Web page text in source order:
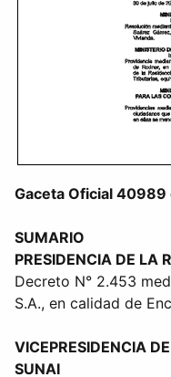
Gaceta Oficial 40989
SUMARIO
PRESIDENCIA DE LA
Decreto N° 2.453
S.A., en calidad de
VICEPRESIDENCIA
SUNAI